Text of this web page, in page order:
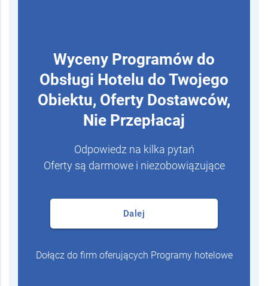
Wyceny Programów do
Obsługi Hotelu do Twojego
Obiektu, Oferty Dostawców,
Nie Przepłacaj
Odpowiedz na kilka pytań
Oferty są darmowe i niezobowiązujące
Dalej
Dołącz do firm oferujących Programy hotelowe